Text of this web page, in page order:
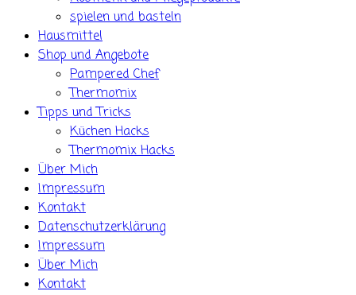
spielen und basteln
Hausmittel
Shop und Angebote
Pampered Chef
Thermomix
Tipps und Tricks
Küchen Hacks
Thermomix Hacks
Über Mich
Impressum
Kontakt
Datenschutzerklärung
Impressum
Über Mich
Kontakt